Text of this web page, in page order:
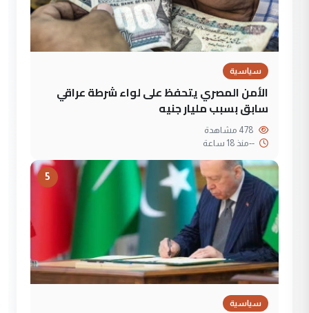
سياسية
الأمن المصري يتحفظ على لواء شرطة عراقي
سابق بسبب مليار جنيه
--منذ 18 ساعة
5
سياسية